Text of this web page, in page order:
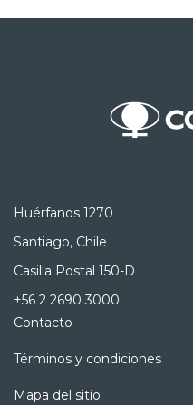
Huérfanos 1270
Santiago, Chile
Casilla Postal 150-D
+56 2 2690 3000
Contacto
Términos y condiciones
Mapa del sitio